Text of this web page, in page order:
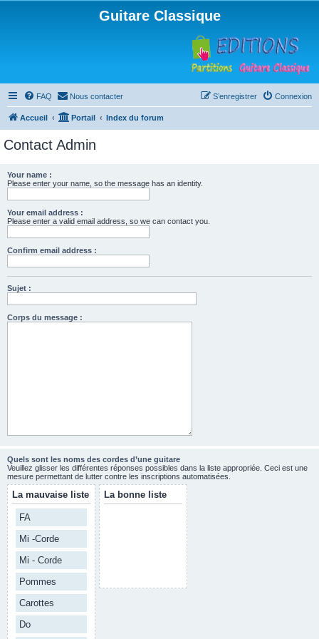
Guitare Classique
FAQ Nous contacter Connexion
S’enregistrer
Accueil Portail Index du forum
Contact Admin
Your name :
Please enter your name, so the message has an identity.
Your email address :
Please enter a valid email address, so we can contact you.
Confirm email address :
Sujet :
Corps du message :
Quels sont les noms des cordes d’une guitare
Veuillez glisser les différentes réponses possibles dans la liste appropriée. Ceci est une
mesure permettant de lutter contre les inscriptions automatisées.
La mauvaise liste
FA
Mi -Corde
Mi - Corde
Pommes
Carottes
Do
La bonne liste